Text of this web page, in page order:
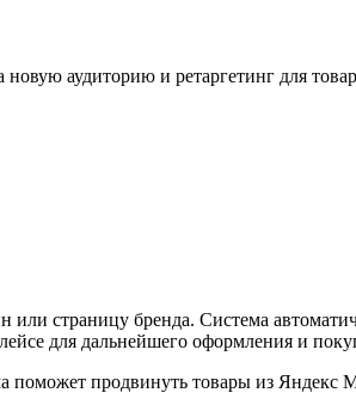
аудиторию и ретаргетинг для
страницу бренда. Система
для дальнейшего оформления и